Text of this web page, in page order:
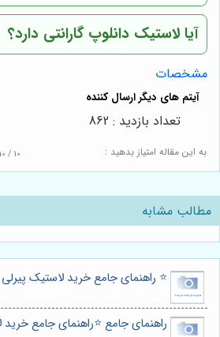
آیا لاستیک دانلوپ گارانتی دارد؟
مشخصات
به این مقاله امتیاز بدهید : 10 / 10
تعداد بازدید : 862
مطالب مشابه
⭐️ راهنمای جامع خرید لاستیک پیرلی
راهنمای جامع ⭐️راهنمای جامع